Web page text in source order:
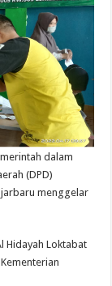
dalam
(DPD)
menggelar
Hidayah Loktabat